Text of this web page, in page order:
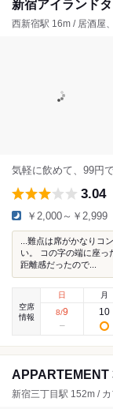
新宿アイランド
西新宿駅 16m / 居酒屋
気軽に飲めて、99円
3.04
￥2,000～￥2,999
...難点は席がかなりコ
い。 コの字の端に座っ
距離感だったので...
空席
情報
日
8/9
月
10
APPARTEMENT
新宿三丁目駅 152m /